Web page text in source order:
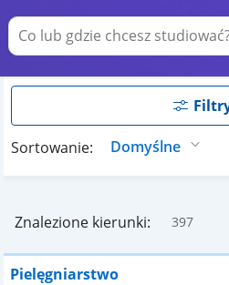
Sortowanie:
Znalezione kierunki: 397
Pielęgniarstwo